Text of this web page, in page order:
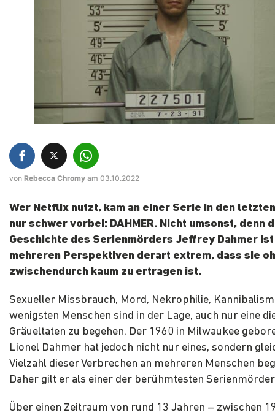
von Rebecca Chromy am 03.10.2022
Wer Netflix nutzt, kam an einer Serie in den
nur schwer vorbei: DAHMER. Nicht umsonst, denn
Geschichte des Serienmörders Jeffrey Dahmer
mehreren Perspektiven derart extrem, dass sie
zwischendurch kaum zu ertragen ist.
Sexueller Missbrauch, Mord, Nekrophilie,
wenigsten Menschen sind in der Lage, auch nur eine
Gräueltaten zu begehen. Der 1960 in Milwaukee
Lionel Dahmer hat jedoch nicht nur eines, sondern
Vielzahl dieser Verbrechen an mehreren Menschen
Daher gilt er als einer der berühmtesten
Über einen Zeitraum von rund 13 Jahren – zwischen